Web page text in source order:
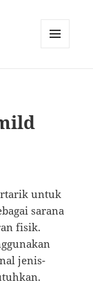
untuk
sarana
fisik.
jenis-